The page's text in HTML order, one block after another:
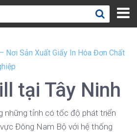
Nơi Sản Xuất Giấy In Hóa Đơn Chất
tại Tây Ninh
những tỉnh có tốc độ phát triển
Đông Nam Bộ với hệ thống